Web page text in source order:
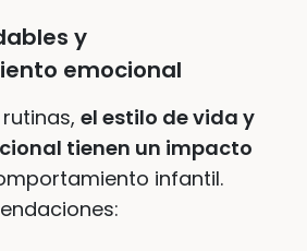
y
emocional
el estilo de vida y
tienen un impacto
infantil.